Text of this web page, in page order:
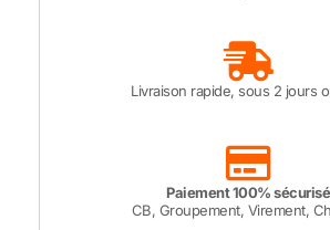
Livraison rapide, sous 2 jours
Paiement 100% sécurisé
CB, Groupement, Virement,